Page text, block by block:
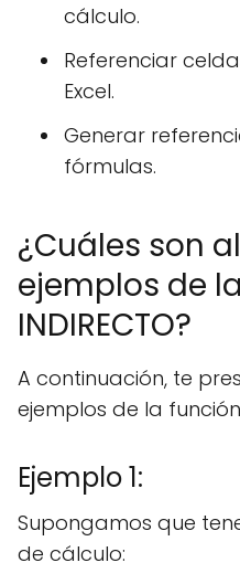
cálculo.
Referenciar
Excel.
Generar
fórmulas.
¿Cuáles son
ejemplos de
INDIRECTO?
A continuación, te
ejemplos de la función
Ejemplo 1:
Supongamos que
de cálculo: